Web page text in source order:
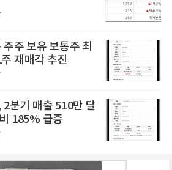
주 보유 보통주 최
재매각 추진
2분기 매출 510만 달
185% 급증